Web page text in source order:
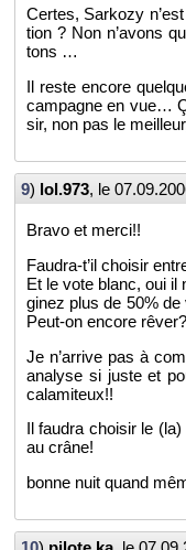
Certes, Sar­kozy
tion ? Non n’avons
tons …
Il reste en­core
cam­pagne en vue…
sir, non pas le
9) lol.973, le
Bravo et merci!!
Fau­dra-t’il choi­sir
Et le vote blanc, oui
gi­nez plus de 50%
Peut-on en­core rêver?
Je n’ar­rive pas à
ana­lyse si juste et
ca­la­mi­teux!!
Il fau­dra choi­sir le
au crâne!
bonne nuit quand